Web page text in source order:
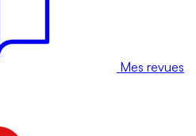
Mes revues